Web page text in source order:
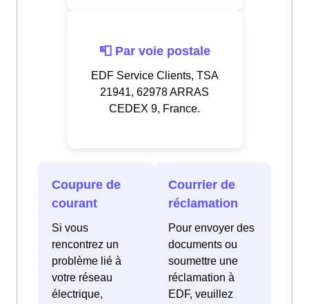
📮 Par voie postale
EDF Service Clients, TSA
21941, 62978 ARRAS
CEDEX 9, France.
Coupure de
courant
Si vous
rencontrez un
problème lié à
votre réseau
électrique,
Courrier de
réclamation
Pour envoyer des
documents ou
soumettre une
réclamation à
EDF, veuillez